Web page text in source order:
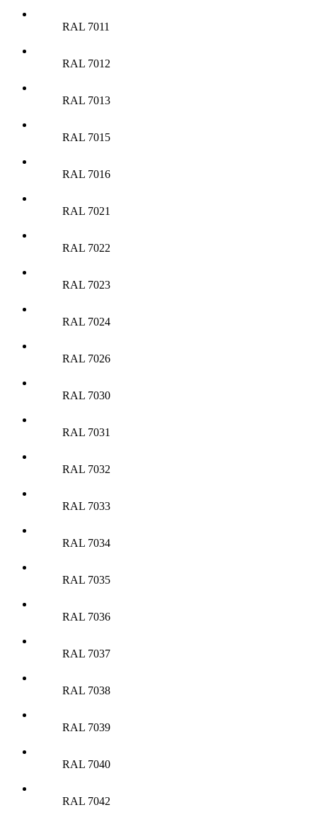
RAL 7011
RAL 7012
RAL 7013
RAL 7015
RAL 7016
RAL 7021
RAL 7022
RAL 7023
RAL 7024
RAL 7026
RAL 7030
RAL 7031
RAL 7032
RAL 7033
RAL 7034
RAL 7035
RAL 7036
RAL 7037
RAL 7038
RAL 7039
RAL 7040
RAL 7042